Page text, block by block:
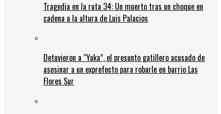
Tragedia en la ruta 34: Un muerto tras un choque en
cadena a la altura de Luis Palacios
Detuvieron a “Yaka”, el presunto gatillero acusado de
asesinar a un exprefecto para robarle en barrio Las
Flores Sur